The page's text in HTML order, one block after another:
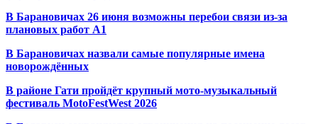
В Барановичах 26 июня возможны перебои связи из-за
плановых работ A1
В Барановичах назвали самые популярные имена
новорождённых
В районе Гати пройдёт крупный мото-музыкальный
фестиваль MotoFestWest 2026